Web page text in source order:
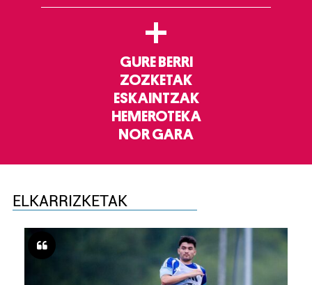
+
GURE BERRI
ZOZKETAK
ESKAINTZAK
HEMEROTEKA
NOR GARA
ELKARRIZKETAK